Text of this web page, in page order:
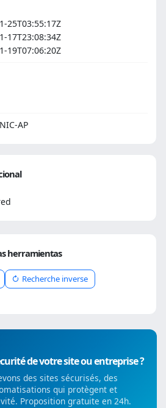
25T03:55:17Z
17T23:08:34Z
19T07:06:20Z
AP
herramientas
Recherche inverse
de votre site ou entreprise ?
des sites sécurisés, des
qui protègent et
Proposition gratuite en 24h.